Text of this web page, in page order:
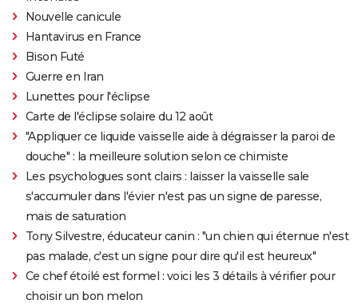
Nouvelle canicule
Hantavirus en France
Bison Futé
Guerre en Iran
Lunettes pour l'éclipse
Carte de l'éclipse solaire du 12 août
"Appliquer ce liquide vaisselle aide à dégraisser la paroi de
douche" : la meilleure solution selon ce chimiste
Les psychologues sont clairs : laisser la vaisselle sale
s'accumuler dans l'évier n'est pas un signe de paresse,
mais de saturation
Tony Silvestre, éducateur canin : "un chien qui éternue n'est
pas malade, c'est un signe pour dire qu'il est heureux"
Ce chef étoilé est formel : voici les 3 détails à vérifier pour
choisir un bon melon